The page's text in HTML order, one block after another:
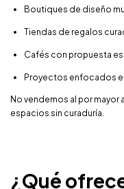
Boutiques de diseño
Tiendas de regalos
Cafés con propuesta
Proyectos enfocados
No vendemos al por
espacios sin curaduría.
¿Qué